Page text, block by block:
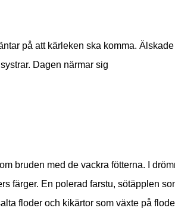
på att kärleken ska komma. Älskade
Dagen närmar sig
bruden med de vackra fötterna. I
färger. En polerad farstu, sötäpplen
floder och kikärtor som växte på